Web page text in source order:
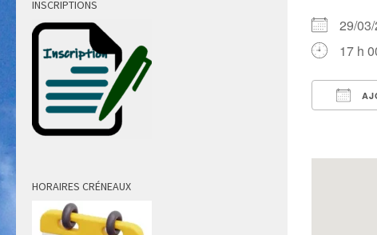
29/
17 h
INSCRIPTIONS
HORAIRES CRÉNEAUX